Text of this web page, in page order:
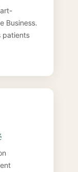
Business.
patients